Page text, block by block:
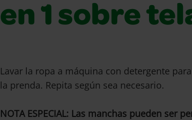
en 1 sobre
Lavar la ropa a máquina con detergente
la prenda. Repita según sea necesario.
NOTA ESPECIAL: Las manchas pueden ser